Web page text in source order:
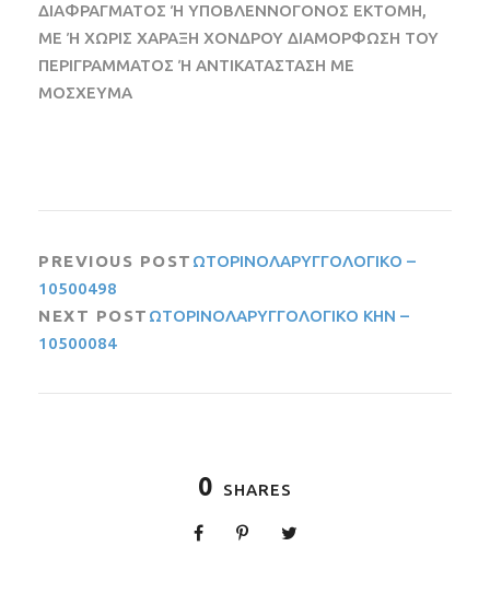
ΔΙΑΦΡΑΓΜΑΤΟΣ Ή ΥΠΟΒΛΕΝΝΟΓΟΝΟΣ ΕΚΤΟΜΗ,
ΜΕ Ή ΧΩΡΙΣ ΧΑΡΑΞΗ ΧΟΝΔΡΟΥ ΔΙΑΜΟΡΦΩΣΗ ΤΟΥ
ΠΕΡΙΓΡΑΜΜΑΤΟΣ Ή ΑΝΤΙΚΑΤΑΣΤΑΣΗ ΜΕ
ΜΟΣΧΕΥΜΑ
PREVIOUS POST ΩΤΟΡΙΝΟΛΑΡΥΓΓΟΛΟΓΙΚΟ –
10500498
NEXT POST ΩΤΟΡΙΝΟΛΑΡΥΓΓΟΛΟΓΙΚΟ ΚΗΝ –
10500084
0 SHARES